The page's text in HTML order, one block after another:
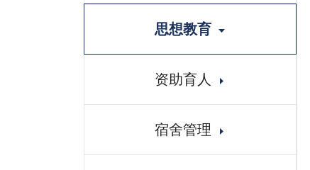
思想教育
资助育人
宿舍管理